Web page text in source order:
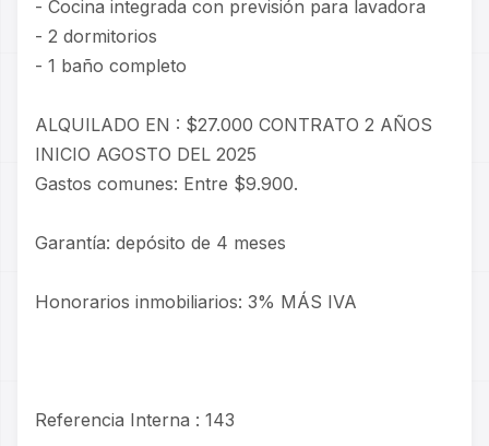
- Cocina integrada con previsión para lavadora
- 2 dormitorios
- 1 baño completo
ALQUILADO EN : $27.000 CONTRATO 2 AÑOS
INICIO AGOSTO DEL 2025
Gastos comunes: Entre $9.900.
Garantía: depósito de 4 meses
Honorarios inmobiliarios: 3% MÁS IVA
Referencia Interna : 143